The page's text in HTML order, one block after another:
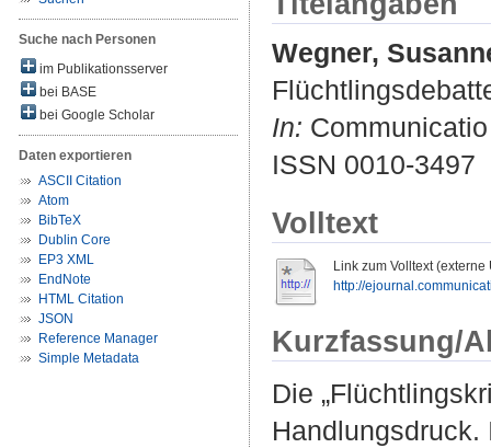
Suche nach Personen
im Publikationsserver
bei BASE
bei Google Scholar
Daten exportieren
ASCII Citation
Atom
BibTeX
Dublin Core
EP3 XML
EndNote
HTML Citation
JSON
Reference Manager
Simple Metadata
Wegner,
In:
ISSN 0010-3497
Volltext
Link zum Volltext (externe
http://
Kurzfassung/
Die